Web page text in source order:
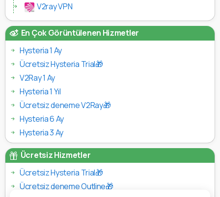
V2ray VPN
En Çok Görüntülenen Hizmetler
Hysteria 1 Ay
Ücretsiz Hysteria Trial🎁
V2Ray 1 Ay
Hysteria 1 Yıl
Ücretsiz deneme V2Ray🎁
Hysteria 6 Ay
Hysteria 3 Ay
Ücretsiz Hizmetler
Ücretsiz Hysteria Trial🎁
Ücretsiz deneme Outline🎁